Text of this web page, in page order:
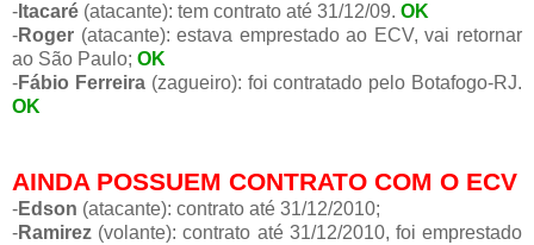
- Itacaré (atacante): tem contrato até 31/12/09. OK
-Roger (atacante): estava emprestado ao ECV, vai retornar
ao São Paulo; OK
-Fábio Ferreira(zagueiro): foi contratado pelo Botafogo-RJ.
OK
AINDA POSSUEM CONTRATO COM O ECV
-Edson (atacante): contrato até 31/12/2010;
-Ramirez (volante): contrato até 31/12/2010, foi emprestado